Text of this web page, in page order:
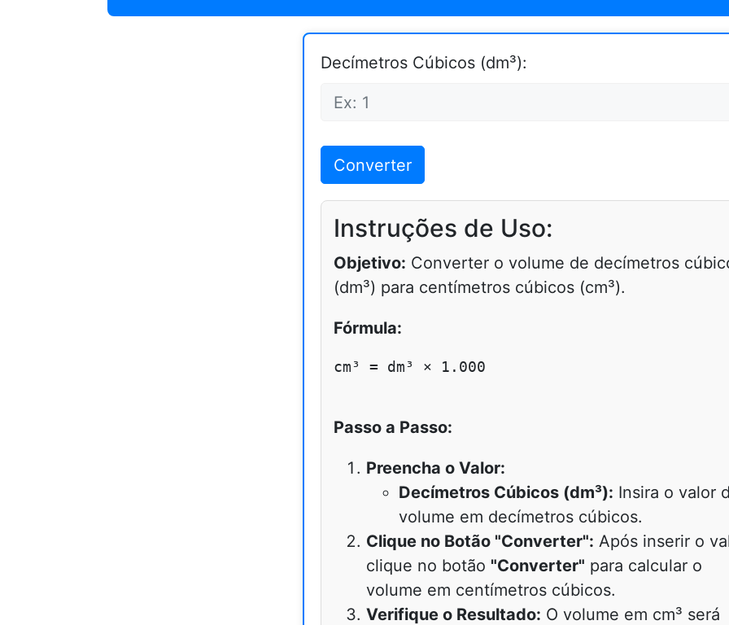
Decímetros Cúbicos (dm³):
Converter
Instruções de Uso:
Objetivo: Converter o volume de decímetros
(dm³) para centímetros cúbicos (cm³).
Fórmula:
cm³ = dm³ × 1.000
Passo a Passo:
Preencha o Valor:
Decímetros Cúbicos (dm³): Insira o valor
volume em decímetros cúbicos.
Clique no Botão "Converter": Após inserir o
clique no botão "Converter" para calcular o
volume em centímetros cúbicos.
Verifique o Resultado: O volume em cm³ será